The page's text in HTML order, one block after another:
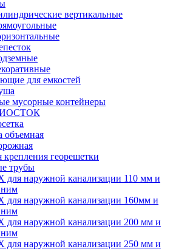
вертикальные
для емкостей
мусорные контейнеры
объемная
крепления георешетки
трубы
наружной канализации 110 мм и
наружной канализации 160мм и
наружной канализации 200 мм и
наружной канализации 250 мм и